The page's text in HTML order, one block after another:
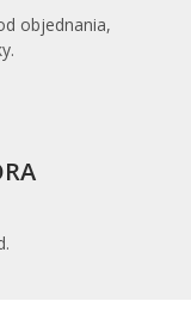
objednania,